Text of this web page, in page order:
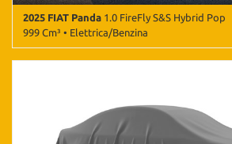
2025 FIAT Panda 1.0 FireFly S&S Hybrid Pop
999 Cm³ • Elettrica/Benzina
23 Km • Cambio Manuale (6) • Nero
Airbag • Airbag Passeggero • Airbag testa
• Bluetooth • Climatizzatore • Controllo
parcheggio posteriori • Servosterzo